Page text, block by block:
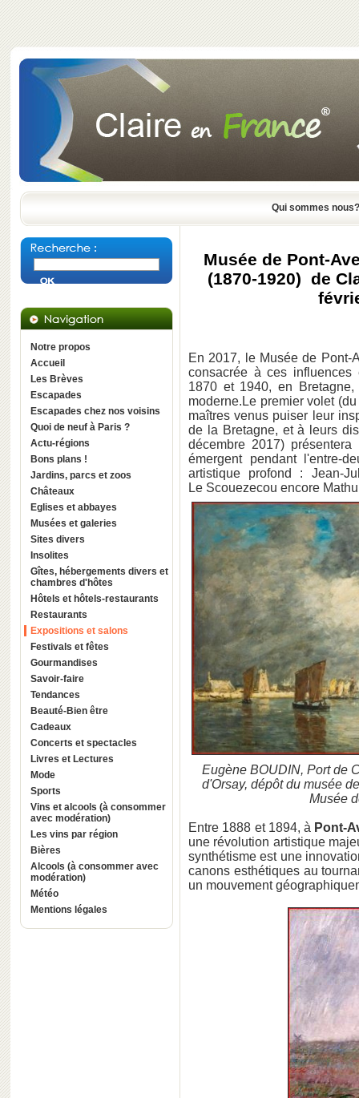
Qui sommes nous?
Notre propos
Accueil
Les Brèves
Escapades
Escapades chez nos voisins
Quoi de neuf à Paris ?
Actu-régions
Bons plans !
Jardins, parcs et zoos
Châteaux
Eglises et abbayes
Musées et galeries
Sites divers
Insolites
Gîtes, hébergements divers et
chambres d'hôtes
Hôtels et hôtels-restaurants
Restaurants
Expositions et salons
Festivals et fêtes
Gourmandises
Savoir-faire
Tendances
Beauté-Bien être
Cadeaux
Concerts et spectacles
Livres et Lectures
Mode
Sports
Vins et alcools (à consommer
avec modération)
Les vins par région
Bières
Alcools (à consommer avec
modération)
Météo
Mentions légales
Musée de Pont-
(1870-1920) de
En 2017, le Musée de Pont-
consacrée à ces influences
1870 et 1940, en
moderne.Le premier volet
maîtres venus puiser leur
de la Bretagne, et à leurs
décembre 2017)
émergent pendant l'entre-
artistique profond : Jean-
Le Scouezecou encore
Eugène BOUDIN, Port de
d'Orsay, dépôt du musée
Musée
Entre 1888 et 1894, à Pont-
une révolution artistique
synthétisme est une
canons esthétiques au
un mouvement